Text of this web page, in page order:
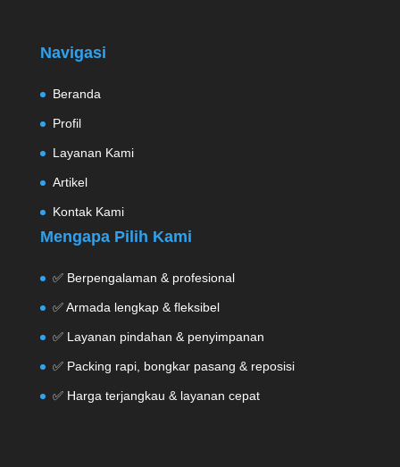
Navigasi
Beranda
Profil
Layanan Kami
Artikel
Kontak Kami
Mengapa Pilih Kami
✅ Berpengalaman & profesional
✅ Armada lengkap & fleksibel
✅ Layanan pindahan & penyimpanan
✅ Packing rapi, bongkar pasang & reposisi
✅ Harga terjangkau & layanan cepat